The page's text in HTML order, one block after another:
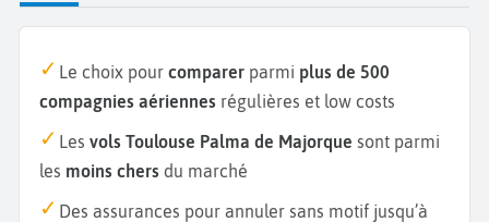
Le choix pour comparer parmi plus de 500
compagnies aériennes régulières et low costs
Les vols Toulouse Palma de Majorque sont parmi
les moins chers du marché
Des assurances pour annuler sans motif jusqu’à